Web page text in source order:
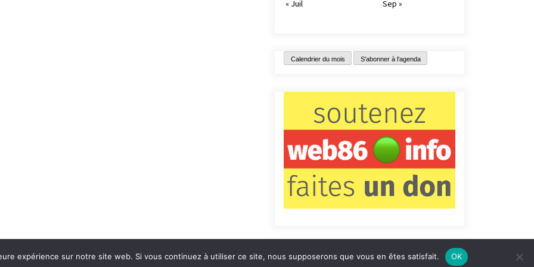
« Juil
Sep »
Calendrier du mois S'abonner à l'agenda
Contact Qui sommes-nous ? Informations légales
expérience sur notre site web. Si vous continuez à utiliser ce site, nous supposerons que vous en êtes satisfait. OK